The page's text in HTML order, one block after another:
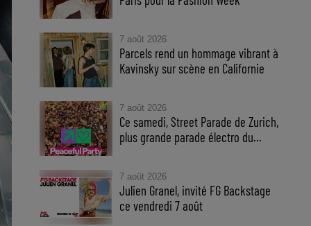
7 août 2026
Parcels rend un hommage vibrant à
Kavinsky sur scène en Californie
7 août 2026
Ce samedi, Street Parade de Zurich,
plus grande parade électro du...
7 août 2026
Julien Granel, invité FG Backstage
ce vendredi 7 août